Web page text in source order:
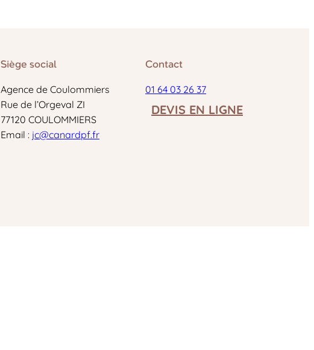
Siège social
Agence de Coulommiers
Rue de l’Orgeval ZI
77120 COULOMMIERS
Email : jc@canardpf.fr
Contact
01 64 03 26 37
DEVIS EN LIGNE